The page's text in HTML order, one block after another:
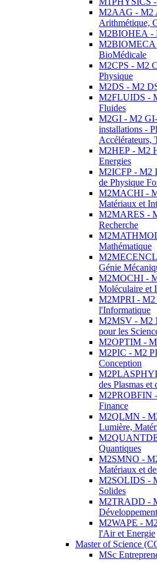
M2AAG - M2
Arithmétique,
M2BIOHEA -
M2BIOMECA
BioMédicale
M2CPS - M2
Physique
M2DS - M2
M2FLUIDS -
Fluides
M2GI - M2
installations -
Accélérateurs,
M2HEP - M2
Energies
M2ICFP - M2
de Physique
M2MACHI -
Matériaux et
M2MARES -
Recherche
Mathématique
Génie
M2MOCHI -
Moléculaire et
M2MPRI - M2
l'Informatique
M2MSV - M2
pour les
M2OPTIM -
M2PIC - M2
Conception
des Plasmas et
M2PROBFIN
Finance
M2QLMN -
Lumière,
Quantiques
M2SMNO -
Matériaux et
M2SOLIDS -
Solides
M2TRADD -
M2WAPE -
l'Air et Energie
Master of Science
MSc